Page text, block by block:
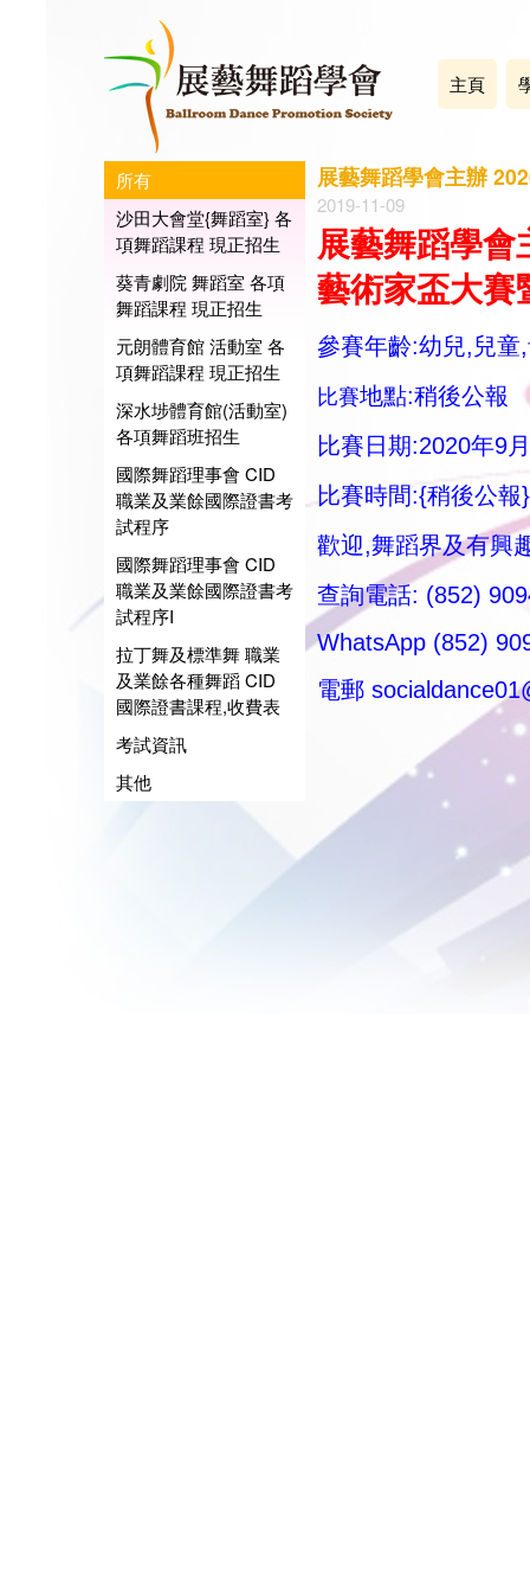
主頁
所有
沙田大會堂{舞蹈室} 各
項舞蹈課程 現正招生
葵青劇院 舞蹈室 各項
舞蹈課程 現正招生
元朗體育館 活動室 各
項舞蹈課程 現正招生
深水埗體育館(活動室)
各項舞蹈班招生
國際舞蹈理事會 CID
職業及業餘國際證書考
試程序
國際舞蹈理事會 CID
職業及業餘國際證書考
試程序I
拉丁舞及標準舞 職業
及業餘各種舞蹈 CID
國際證書課程,收費表
考試資訊
其他
展藝舞蹈學會主辦
2019-11-09
展藝舞蹈學會
藝術家盃大賽
參賽年齡:幼兒,兒童
比賽地點:稍後公報
比賽日期:2020年9
比賽時間:{稍後公報}
歡迎,舞蹈界及有興
查詢電話: (852)
WhatsApp (852)
電郵